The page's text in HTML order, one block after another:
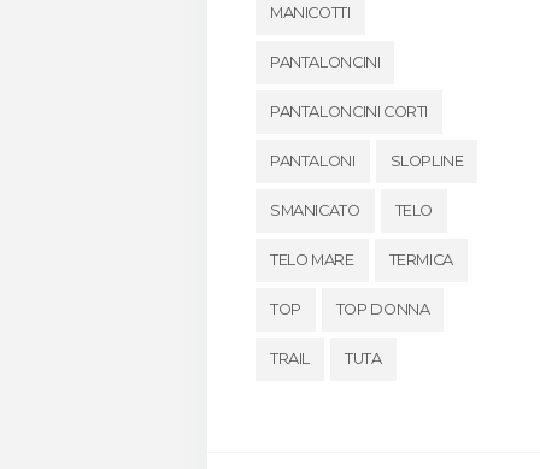
MANICOTTI
PANTALONCINI
PANTALONCINI CORTI
PANTALONI SLOPLINE
SMANICATO TELO
TELO MARE TERMICA
TOP TOP DONNA
TRAIL TUTA